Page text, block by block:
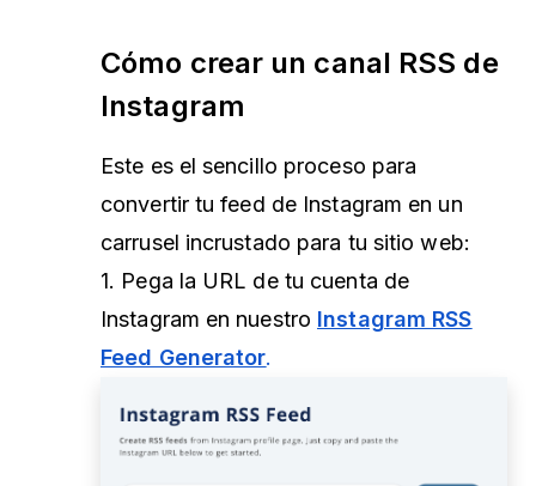
Cómo crear un canal RSS de
Instagram
Este es el sencillo proceso para
convertir tu feed de Instagram en un
carrusel incrustado para tu sitio web:
1. Pega la URL de tu cuenta de
Instagram en nuestro Instagram RSS
Feed Generator.